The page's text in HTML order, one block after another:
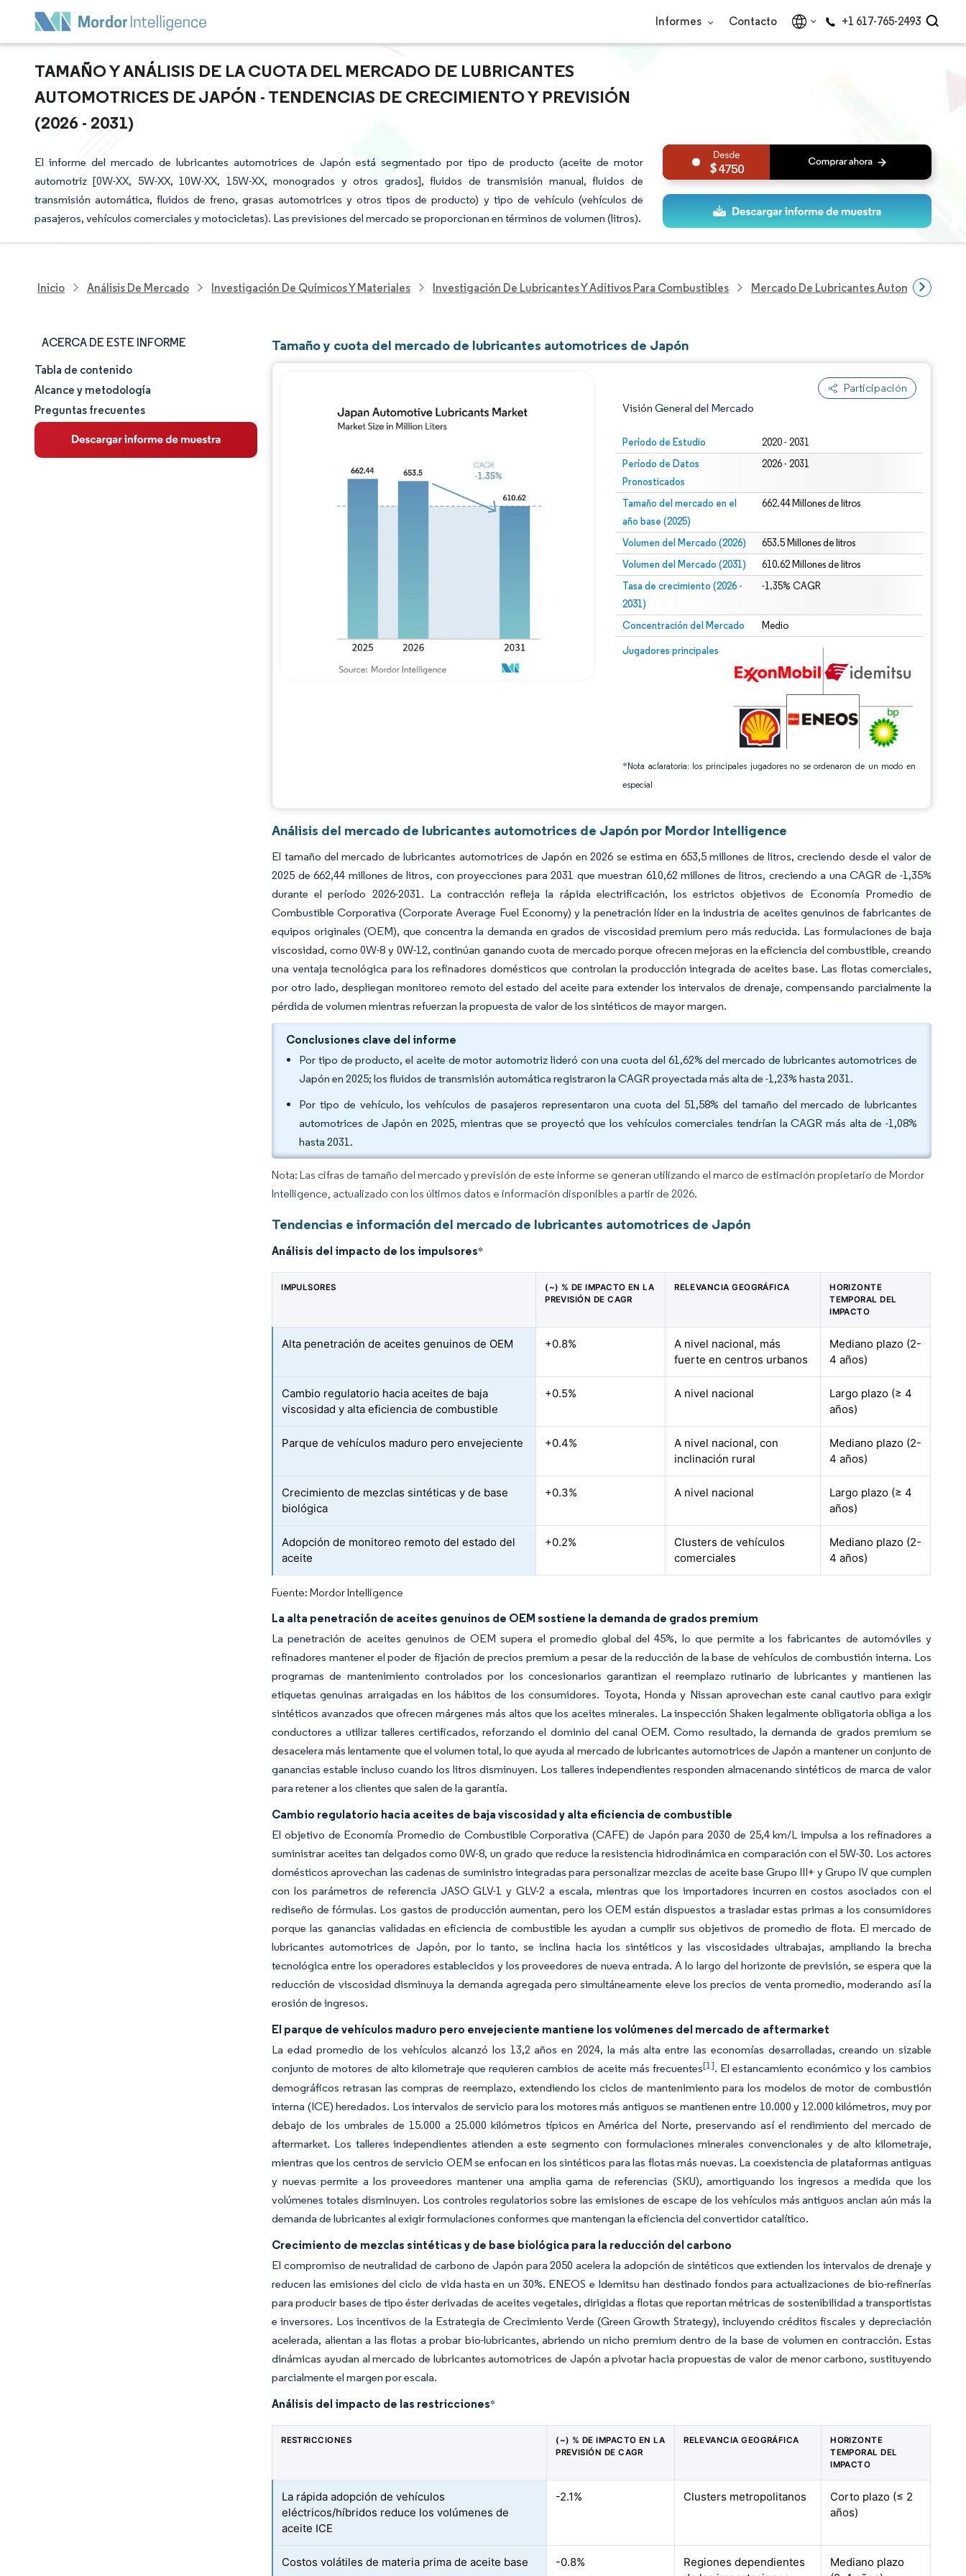
Informes Contacto +1 617-765-2493
TAMAÑO Y ANÁLISIS DE LA CUOTA DEL MERCADO DE LUBRICANTES
AUTOMOTRICES DE JAPÓN - TENDENCIAS DE CRECIMIENTO Y PREVISIÓN
(2026 - 2031)
El informe del mercado de lubricantes automotrices de Japón está segmentado por tipo de producto (aceite de motor
automotriz [0W-XX, 5W-XX, 10W-XX, 15W-XX, monogrados y otros grados], fluidos de transmisión manual, fluidos de
transmisión automática, fluidos de freno, grasas automotrices y otros tipos de producto) y tipo de vehículo (vehículos de
pasajeros, vehículos comerciales y motocicletas). Las previsiones del mercado se proporcionan en términos de volumen (litros).
4750
Inicio Análisis De Mercado Investigación De Químicos Y Materiales Investigación De Lubricantes Y Aditivos Para Combustibles Mercado De Lubricantes Automotrices
ACERCA DE ESTE INFORME
Tamaño y cuota de mercado
Análisis de mercado
Tendencias e ideas
Tabla de contenido
Alcance y metodología
Preguntas frecuentes
Tamaño y cuota del mercado de lubricantes automotrices de Japón
Participación
Visión General del Mercado
Período de Estudio 2020 - 2031
Período de Datos
Pronosticados
2026 - 2031
Tamaño del mercado en el
año base (2025)
662.44 Millones de litros
Volumen del Mercado (2026) 653.5 Millones de litros
Volumen del Mercado (2031) 610.62 Millones de litros
Tasa de crecimiento (2026 -
2031)
-1.35% CAGR
Concentración del Mercado Medio
Jugadores principales
*Nota aclaratoria: los principales jugadores no se ordenaron de un modo en
especial
Imagen © Mordor Intelligence. El uso requiere atribución según CC BY 4.0.
Imagen © Mordor Intelligence. El uso requiere atribución según CC BY 4.0.
Análisis del mercado de lubricantes automotrices de Japón por Mordor Intelligence
El tamaño del mercado de lubricantes automotrices de Japón en 2026 se estima en 653,5 millones de litros, creciendo desde el valor de
2025 de 662,44 millones de litros, con proyecciones para 2031 que muestran 610,62 millones de litros, creciendo a una CAGR de -1,35%
durante el período 2026-2031. La contracción refleja la rápida electrificación, los estrictos objetivos de Economía Promedio de
Combustible Corporativa (Corporate Average Fuel Economy) y la penetración líder en la industria de aceites genuinos de fabricantes de
equipos originales (OEM), que concentra la demanda en grados de viscosidad premium pero más reducida. Las formulaciones de baja
viscosidad, como 0W-8 y 0W-12, continúan ganando cuota de mercado porque ofrecen mejoras en la eficiencia del combustible, creando
una ventaja tecnológica para los refinadores domésticos que controlan la producción integrada de aceites base. Las flotas comerciales,
por otro lado, despliegan monitoreo remoto del estado del aceite para extender los intervalos de drenaje, compensando parcialmente la
pérdida de volumen mientras refuerzan la propuesta de valor de los sintéticos de mayor margen.
Conclusiones clave del informe
Por tipo de producto, el aceite de motor automotriz lideró con una cuota del 61,62% del mercado de lubricantes automotrices de
Japón en 2025; los fluidos de transmisión automática registraron la CAGR proyectada más alta de -1,23% hasta 2031.
Por tipo de vehículo, los vehículos de pasajeros representaron una cuota del 51,58% del tamaño del mercado de lubricantes
automotrices de Japón en 2025, mientras que se proyectó que los vehículos comerciales tendrían la CAGR más alta de -1,08%
hasta 2031.
Nota: Las cifras de tamaño del mercado y previsión de este informe se generan utilizando el marco de estimación propietario de Mordor
Intelligence, actualizado con los últimos datos e información disponibles a partir de 2026.
Tendencias e información del mercado de lubricantes automotrices de Japón
Análisis del impacto de los impulsores*
IMPULSORES
(~) % DE IMPACTO EN LA
PREVISIÓN DE CAGR
RELEVANCIA GEOGRÁFICA
HORIZONTE
TEMPORAL DEL
IMPACTO
Alta penetración de aceites genuinos de OEM +0.8%
A nivel nacional, más
fuerte en centros urbanos
Mediano plazo (2-
4 años)
Cambio regulatorio hacia aceites de baja
viscosidad y alta eficiencia de combustible
+0.5% A nivel nacional
Largo plazo (≥ 4
años)
Parque de vehículos maduro pero envejeciente +0.4%
A nivel nacional, con
inclinación rural
Mediano plazo (2-
4 años)
Crecimiento de mezclas sintéticas y de base
biológica
+0.3% A nivel nacional
Largo plazo (≥ 4
años)
Adopción de monitoreo remoto del estado del
aceite
+0.2%
Clusters de vehículos
comerciales
Mediano plazo (2-
4 años)
Fuente: Mordor Intelligence
La alta penetración de aceites genuinos de OEM sostiene la demanda de grados premium
La penetración de aceites genuinos de OEM supera el promedio global del 45%, lo que permite a los fabricantes de automóviles y
refinadores mantener el poder de fijación de precios premium a pesar de la reducción de la base de vehículos de combustión interna. Los
programas de mantenimiento controlados por los concesionarios garantizan el reemplazo rutinario de lubricantes y mantienen las
etiquetas genuinas arraigadas en los hábitos de los consumidores. Toyota, Honda y Nissan aprovechan este canal cautivo para exigir
sintéticos avanzados que ofrecen márgenes más altos que los aceites minerales. La inspección Shaken legalmente obligatoria obliga a los
conductores a utilizar talleres certificados, reforzando el dominio del canal OEM. Como resultado, la demanda de grados premium se
desacelera más lentamente que el volumen total, lo que ayuda al mercado de lubricantes automotrices de Japón a mantener un conjunto de
ganancias estable incluso cuando los litros disminuyen. Los talleres independientes responden almacenando sintéticos de marca de valor
para retener a los clientes que salen de la garantía.
Cambio regulatorio hacia aceites de baja viscosidad y alta eficiencia de combustible
El objetivo de Economía Promedio de Combustible Corporativa (CAFE) de Japón para 2030 de 25,4 km/L impulsa a los refinadores a
suministrar aceites tan delgados como 0W-8, un grado que reduce la resistencia hidrodinámica en comparación con el 5W-30. Los actores
domésticos aprovechan las cadenas de suministro integradas para personalizar mezclas de aceite base Grupo III+ y Grupo IV que cumplen
con los parámetros de referencia JASO GLV-1 y GLV-2 a escala, mientras que los importadores incurren en costos asociados con el
rediseño de fórmulas. Los gastos de producción aumentan, pero los OEM están dispuestos a trasladar estas primas a los consumidores
porque las ganancias validadas en eficiencia de combustible les ayudan a cumplir sus objetivos de promedio de flota. El mercado de
lubricantes automotrices de Japón, por lo tanto, se inclina hacia los sintéticos y las viscosidades ultrabajas, ampliando la brecha
tecnológica entre los operadores establecidos y los proveedores de nueva entrada. A lo largo del horizonte de previsión, se espera que la
reducción de viscosidad disminuya la demanda agregada pero simultáneamente eleve los precios de venta promedio, moderando así la
erosión de ingresos.
El parque de vehículos maduro pero envejeciente mantiene los volúmenes del mercado de aftermarket
La edad promedio de los vehículos alcanzó los 13,2 años en 2024, la más alta entre las economías desarrolladas, creando un sizable
conjunto de motores de alto kilometraje que requieren cambios de aceite más frecuentes[1]. El estancamiento económico y los cambios
demográficos retrasan las compras de reemplazo, extendiendo los ciclos de mantenimiento para los modelos de motor de combustión
interna (ICE) heredados. Los intervalos de servicio para los motores más antiguos se mantienen entre 10.000 y 12.000 kilómetros, muy por
debajo de los umbrales de 15.000 a 25.000 kilómetros típicos en América del Norte, preservando así el rendimiento del mercado de
aftermarket. Los talleres independientes atienden a este segmento con formulaciones minerales convencionales y de alto kilometraje,
mientras que los centros de servicio OEM se enfocan en los sintéticos para las flotas más nuevas. La coexistencia de plataformas antiguas
y nuevas permite a los proveedores mantener una amplia gama de referencias (SKU), amortiguando los ingresos a medida que los
volúmenes totales disminuyen. Los controles regulatorios sobre las emisiones de escape de los vehículos más antiguos anclan aún más la
demanda de lubricantes al exigir formulaciones conformes que mantengan la eficiencia del convertidor catalítico.
Crecimiento de mezclas sintéticas y de base biológica para la reducción del carbono
El compromiso de neutralidad de carbono de Japón para 2050 acelera la adopción de sintéticos que extienden los intervalos de drenaje y
reducen las emisiones del ciclo de vida hasta en un 30%. ENEOS e Idemitsu han destinado fondos para actualizaciones de bio-refinerías
para producir bases de tipo éster derivadas de aceites vegetales, dirigidas a flotas que reportan métricas de sostenibilidad a transportistas
e inversores. Los incentivos de la Estrategia de Crecimiento Verde (Green Growth Strategy), incluyendo créditos fiscales y depreciación
acelerada, alientan a las flotas a probar bio-lubricantes, abriendo un nicho premium dentro de la base de volumen en contracción. Estas
dinámicas ayudan al mercado de lubricantes automotrices de Japón a pivotar hacia propuestas de valor de menor carbono, sustituyendo
parcialmente el margen por escala.
Análisis del impacto de las restricciones*
RESTRICCIONES
(~) % DE IMPACTO EN LA
PREVISIÓN DE CAGR
RELEVANCIA GEOGRÁFICA
HORIZONTE
TEMPORAL DEL
IMPACTO
La rápida adopción de vehículos
eléctricos/híbridos reduce los volúmenes de
aceite ICE
-2.1% Clusters metropolitanos
Corto plazo (≤ 2
años)
Costos volátiles de materia prima de aceite base -0.8%
Regiones dependientes
Mediano plazo